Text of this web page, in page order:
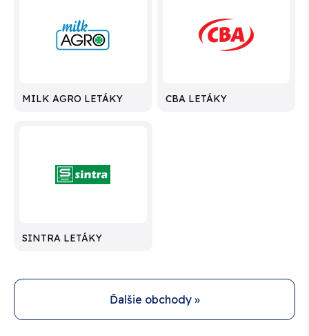
MILK AGRO LETÁKY CBA LETÁKY
SINTRA LETÁKY
Ďalšie obchody »